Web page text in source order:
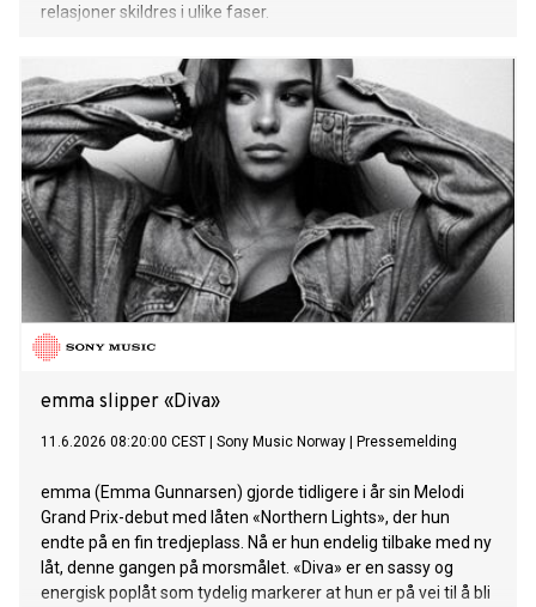
relasjoner skildres i ulike faser.
emma slipper «Diva»
11.6.2026 08:20:00 CEST Sony Music Norway Pressemelding
emma (Emma Gunnarsen) gjorde tidligere i år sin Melodi
Grand Prix-debut med låten «Northern Lights», der hun
endte på en fin tredjeplass. Nå er hun endelig tilbake med ny
låt, denne gangen på morsmålet. «Diva» er en sassy og
energisk poplåt som tydelig markerer at hun er på vei til å bli